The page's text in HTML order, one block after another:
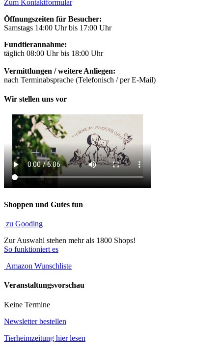
Zum Kontaktformular
Öffnungszeiten für Besucher:
Samstags 14:00 Uhr bis 17:00 Uhr
Fundtierannahme:
täglich 08:00 Uhr bis 18:00 Uhr
Vermittlungen / weitere Anliegen:
nach Terminabsprache (Telefonisch / per E-Mail)
Wir stellen uns vor
Shoppen und Gutes tun
zu Gooding
Zur Auswahl stehen mehr als 1800 Shops!
So funktioniert es
Amazon Wunschliste
Veranstaltungsvorschau
Keine Termine
Newsletter bestellen
Tierheimzeitung hier lesen